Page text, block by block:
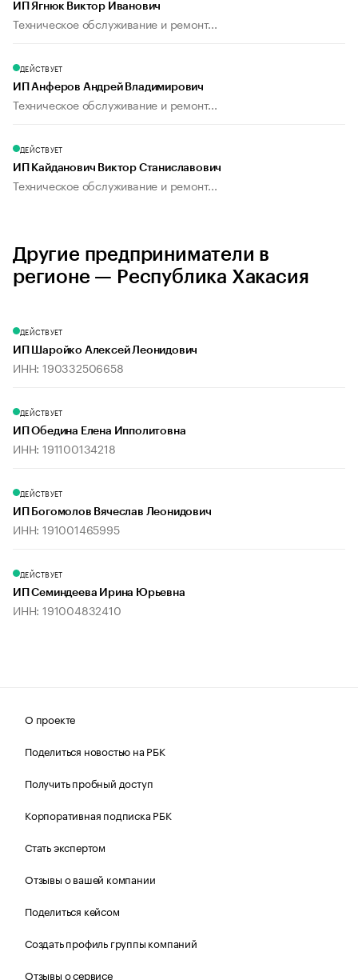
ИП Ягнюк Виктор Иванович
Техническое обслуживание и ремонт...
ДЕЙСТВУЕТ
ИП Анферов Андрей Владимирович
Техническое обслуживание и ремонт...
ДЕЙСТВУЕТ
ИП Кайданович Виктор Станиславович
Техническое обслуживание и ремонт...
Другие предприниматели в
регионе — Республика Хакасия
ДЕЙСТВУЕТ
ИП Шаройко Алексей Леонидович
ИНН: 190332506658
ДЕЙСТВУЕТ
ИП Обедина Елена Ипполитовна
ИНН: 191100134218
ДЕЙСТВУЕТ
ИП Богомолов Вячеслав Леонидович
ИНН: 191001465995
ДЕЙСТВУЕТ
ИП Семиндеева Ирина Юрьевна
ИНН: 191004832410
О проекте
Поделиться новостью на РБК
Получить пробный доступ
Корпоративная подписка РБК
Стать экспертом
Отзывы о вашей компании
Поделиться кейсом
Создать профиль группы компаний
Отзывы о сервисе